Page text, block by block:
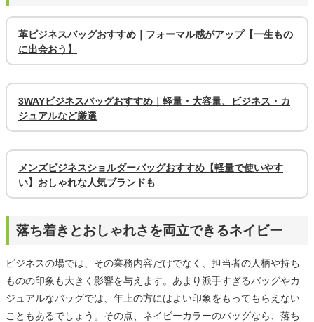
革ビジネスバッグおすすめ｜フォーマル感がアップ【一生もの
に出会おう】
3WAYビジネスバッグおすすめ｜軽量・大容量、ビジネス・カ
ジュアルなど厳選
メンズビジネスショルダーバッグおすすめ【軽量で使いやす
い】おしゃれな人気ブランドも
落ち着きとおしゃれさを両立できるネイビー
ビジネスの場では、その業務内容だけでなく、担当者の人柄や持ち
ものの印象も大きく影響を与えます。あまり派手すぎるバッグやカ
ジュアルなバッグでは、年上の方にはよい印象をもってもらえない
こともあるでしょう。その点、ネイビーカラーのバッグなら、落ち